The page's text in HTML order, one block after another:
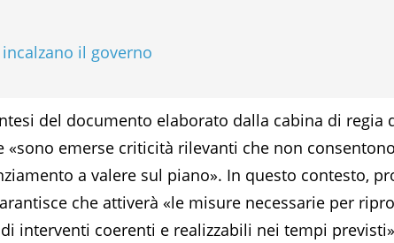
il governo
del documento elaborato dalla cabina di regia
«sono emerse criticità rilevanti che non
a valere sul piano». In questo contesto,
che attiverà «le misure necessarie per
interventi coerenti e realizzabili nei tempi